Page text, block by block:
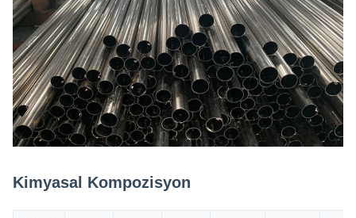
Kimyasal Kompozisyon